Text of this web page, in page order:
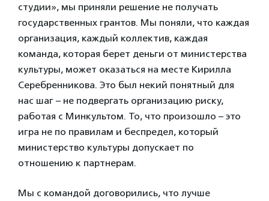
студии», мы приняли решение не получать
государственных грантов. Мы поняли, что каждая
организация, каждый коллектив, каждая
команда, которая берет деньги от министерства
культуры, может оказаться на месте Кирилла
Серебренникова. Это был некий понятный для
нас шаг – не подвергать организацию риску,
работая с Минкультом. То, что произошло – это
игра не по правилам и беспредел, который
министерство культуры допускает по
отношению к партнерам.
Мы с командой договорились, что лучше